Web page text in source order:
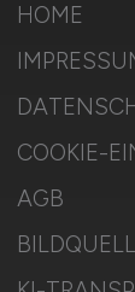
HOME
COOKIE-
AGB